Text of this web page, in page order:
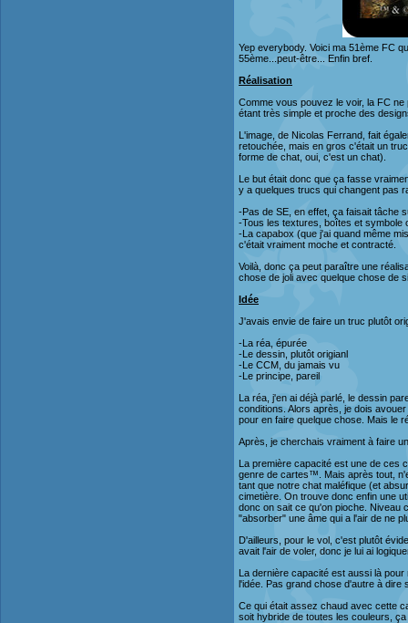
Yep everybody. Voici ma 51ème FC
55ème...peut-être... Enfin bref.
Réalisation
Comme vous pouvez le voir, la FC
étant très simple et proche des
L'image, de Nicolas Ferrand, fait
retouchée, mais en gros c'était un
forme de chat, oui, c'est un chat).
Le but était donc que ça fasse
y a quelques trucs qui changent pas
-Pas de SE, en effet, ça faisait tâche
-Tous les textures, boîtes et symbole
-La capabox (que j'ai quand même
c'était vraiment moche et contracté.
Voilà, donc ça peut paraître une
chose de joli avec quelque chose de
Idée
J'avais envie de faire un truc plutôt
-La réa, épurée
-Le dessin, plutôt origianl
-Le CCM, du jamais vu
-Le principe, pareil
La réa, j'en ai déjà parlé, le dessin
conditions. Alors après, je dois
pour en faire quelque chose. Mais le
Après, je cherchais vraiment à faire
La première capacité est une de ces
genre de cartes™. Mais après tout,
tant que notre chat maléfique (et
cimetière. On trouve donc enfin une
donc on sait ce qu'on pioche. Niveau
"absorber" une âme qui a l'air de ne
D'ailleurs, pour le vol, c'est plutôt
avait l'air de voler, donc je lui ai
La dernière capacité est aussi là
l'idée. Pas grand chose d'autre à dire
Ce qui était assez chaud avec cette
soit hybride de toutes les couleurs,